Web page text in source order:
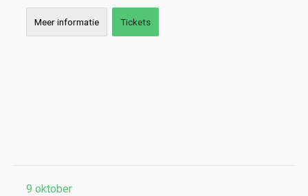
Meer informatie Tickets
9 oktober